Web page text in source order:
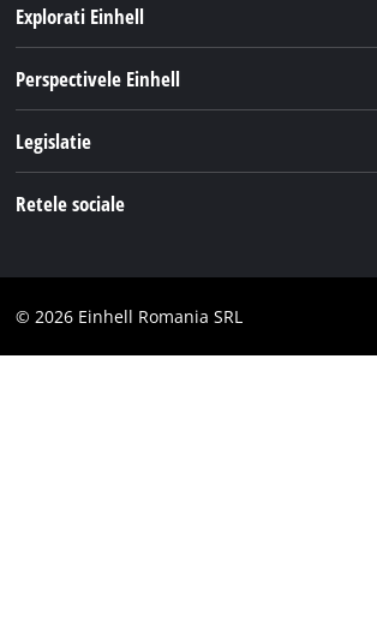
Explorati Einhell
Sistemul de acumulatori
Perspectivele Einhell
Einhell in lume
Legislatie
Declaratie de accesibilitate
Retele sociale
Facebook
© 2026 Einhell Romania SRL